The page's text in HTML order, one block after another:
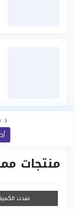
الضريبة :)
منتجات
نفدت